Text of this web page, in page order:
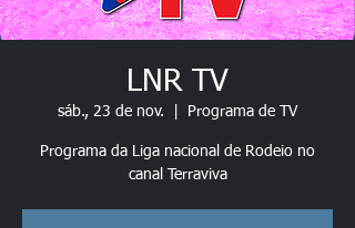
LNR TV
sáb., 23 de nov. Programa de TV
Programa da Liga nacional de Rodeio no
canal Terraviva